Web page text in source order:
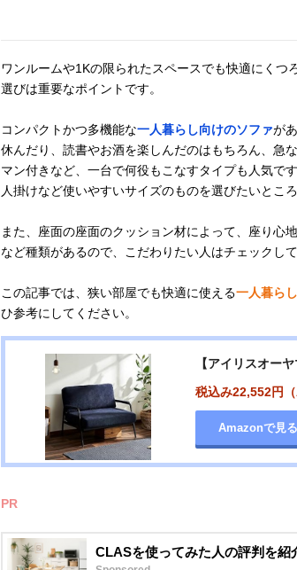
ワンルームや1Kの限られたスペースでも快適にく
選びは重要なポイントです。
コンパクトかつ多機能な一人暮らし向けのソファが
休んだり、読書やお酒を楽しんだのはもちろん、急
マン付きなど、一台で何役もこなすタイプも人気で
人掛けなど使いやすいサイズのものを選びたいところ
また、座面の座面のクッション材によって、座り心
など種類があるので、こだわりたい人はチェックして
この記事では、狭い部屋でも快適に使える一人暮ら
ひ参考にしてください。
【アイリスオー
税込み22,552円（
Amazonで見る
PR
CLASを使ってみた人の評判を紹